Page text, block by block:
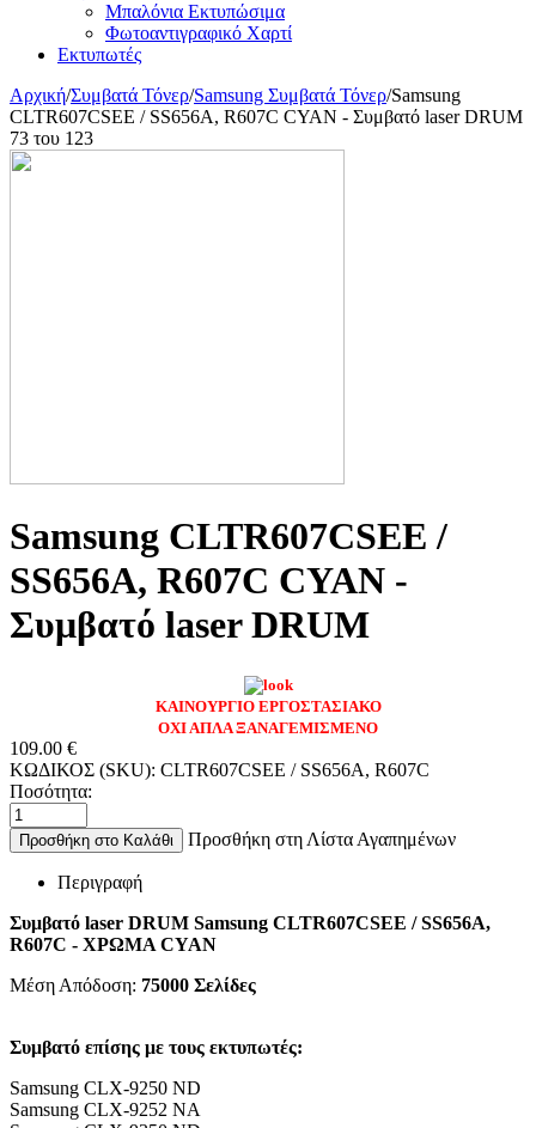
Μπαλόνια Εκτυπώσιμα
Φωτοαντιγραφικό Χαρτί
Εκτυπωτές
Αρχική/Συμβατά Τόνερ/Samsung Συμβατά Τόνερ/Samsung
CLTR607CSEE / SS656A, R607C CYAN - Συμβατό laser DRUM
73 του 123
Samsung CLTR607CSEE /
SS656A, R607C CYAN -
Συμβατό laser DRUM
ΚΑΙΝΟΥΡΓΙΟ ΕΡΓΟΣΤΑΣΙΑΚΟ
ΟΧΙ ΑΠΛΑ ΞΑΝΑΓΕΜΙΣΜΕΝΟ
109.00 €
ΚΩΔΙΚΟΣ (SKU): CLTR607CSEE / SS656A, R607C
Ποσότητα:
Προσθήκη στο Καλάθι Προσθήκη στη Λίστα Αγαπημένων
Περιγραφή
Συμβατό laser DRUM Samsung CLTR607CSEE / SS656A,
R607C - ΧΡΩΜΑ CYAN
Μέση Απόδοση: 75000 Σελίδες
Συμβατό επίσης με τους εκτυπωτές:
Samsung CLX-9250 ND
Samsung CLX-9252 NA